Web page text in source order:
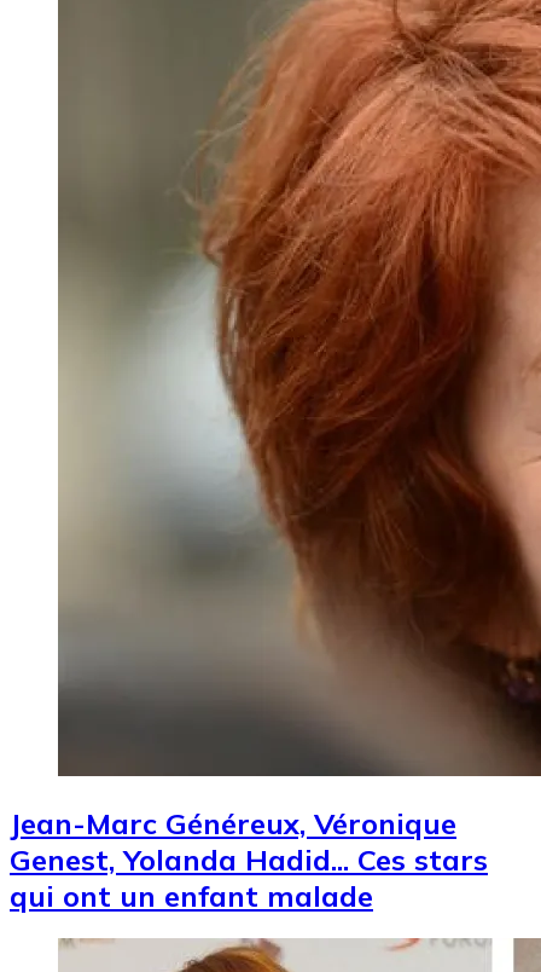
Jean-Marc Généreux, Véronique
Genest, Yolanda Hadid... Ces stars
qui ont un enfant malade
Image